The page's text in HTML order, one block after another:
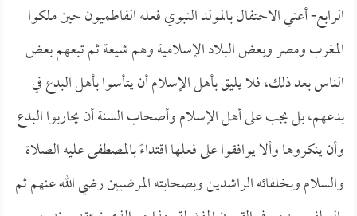
الرابع- أعني الاحتفال بالمولد النبوي فعله الفاطميون حين ملكوا
المغرب ومصر وبعض البلاد الإسلامية وهم شيعة ثم تبعهم بعض
الناس بعد ذلك، فلا يليق بأهل الإسلام أن يتأسوا بأهل البدع في
بدعهم، بل يجب على أهل الإسلام وأصحاب السنة أن يحاربوا البدع
وأن ينكروها وألا يوافقوا على فعلها اقتداءً بالمصطفى عليه الصلاة
والسلام وبخلفائه الراشدين وبصحابته المرضيين رضي الله عنهم ثم